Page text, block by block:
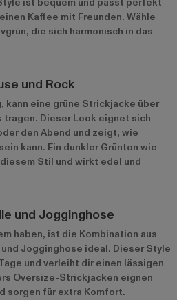
Kaffee mit Freunden. Wähle
die sich harmonisch in das
und Rock
kann eine grüne Strickjacke über
tragen. Dieser Look eignet sich
den Abend und zeigt, wie
kann. Ein dunkler Grünton wie
Stil und wirkt edel und
und Jogginghose
haben, ist die Kombination aus
Jogginghose ideal. Dieser Style
und verleiht dir einen lässigen
Oversize-Strickjacken eignen
sorgen für extra Komfort.